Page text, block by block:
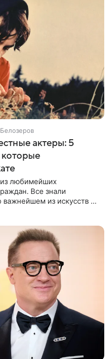
актеры: 5
которые
любимейших
Все знали
из искусств и